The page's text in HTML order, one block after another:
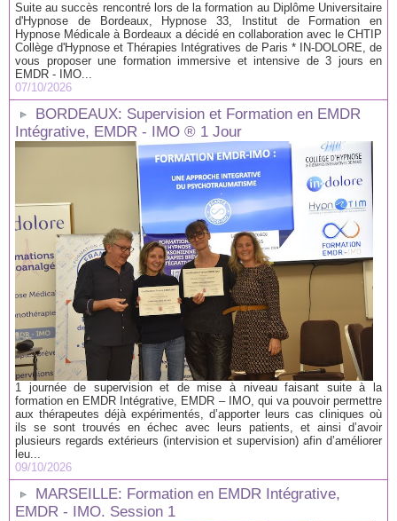
Suite au succès rencontré lors de la formation au Diplôme Universitaire
d'Hypnose de Bordeaux, Hypnose 33, Institut de Formation en
Hypnose Médicale à Bordeaux a décidé en collaboration avec le CHTIP
Collège d'Hypnose et Thérapies Intégratives de Paris * IN-DOLORE, de
vous proposer une formation immersive et intensive de 3 jours en
EMDR - IMO...
07/10/2026
BORDEAUX: Supervision et Formation en EMDR
Intégrative, EMDR - IMO ® 1 Jour
1 journée de supervision et de mise à niveau faisant suite à la
formation en EMDR Intégrative, EMDR – IMO, qui va pouvoir permettre
aux thérapeutes déjà expérimentés, d’apporter leurs cas cliniques où
ils se sont trouvés en échec avec leurs patients, et ainsi d’avoir
plusieurs regards extérieurs (intervision et supervision) afin d’améliorer
leu...
09/10/2026
MARSEILLE: Formation en EMDR Intégrative,
EMDR - IMO. Session 1